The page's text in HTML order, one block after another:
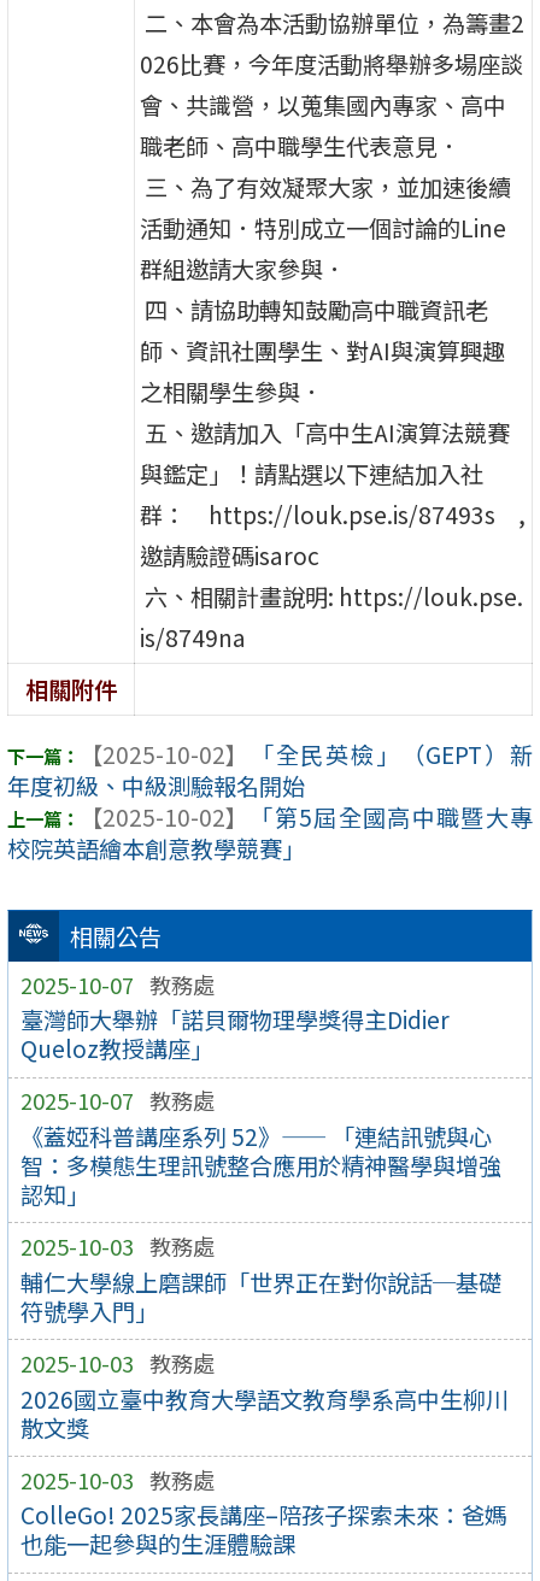
相關公告
2025-10-07 教務處
臺灣師大舉辦「諾貝爾物理學獎得主Didier
Queloz教授講座」
2025-10-07 教務處
《蓋婭科普講座系列 52》—— 「連結訊號與心
智：多模態生理訊號整合應用於精神醫學與增強
認知」
2025-10-03 教務處
輔仁大學線上磨課師「世界正在對你說話─基礎
符號學入門」
2025-10-03 教務處
2026國立臺中教育大學語文教育學系高中生柳川
散文獎
2025-10-03 教務處
ColleGo! 2025家長講座–陪孩子探索未來：爸媽
也能一起參與的生涯體驗課
二、本會為本活動協辦單位，為籌畫2
026比賽，今年度活動將舉辦多場座談
會、共識營，以蒐集國內專家、高中
職老師、高中職學生代表意見．
三、為了有效凝聚大家，並加速後續
活動通知．特別成立一個討論的Line
群組邀請大家參與．
四、請協助轉知鼓勵高中職資訊老
師、資訊社團學生、對AI與演算興趣
之相關學生參與．
五、邀請加入「高中生AI演算法競賽
與鑑定」！請點選以下連結加入社
群： https://louk.pse.is/87493s ,
邀請驗證碼isaroc
六、相關計畫說明: https://louk.pse.
is/8749na
相關附件
【2025-10-02】
「全民英檢」（GEPT）新
年度初級、中級測驗報名開始
【2025-10-02】
「第5屆全國高中職暨大專
校院英語繪本創意教學競賽」